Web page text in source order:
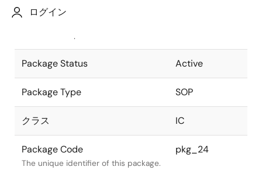
ログイン
JEITA Standard
The JEITA standard to which the
Package Status Active
Package Type SOP
クラス IC
Package Code
The unique identifier of this package.
pkg_24